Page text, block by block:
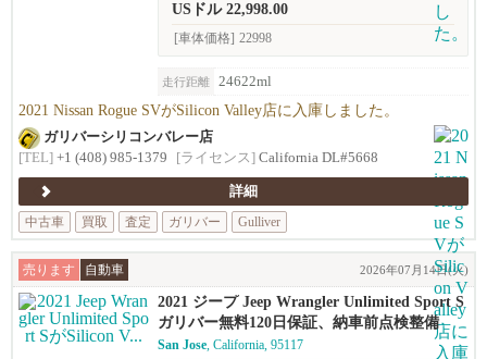
USドル 22,998.00
[車体価格] 22998
走行距離 24622ml
2021 Nissan Rogue SVがSilicon Valley店に入庫しました。
ガリバーシリコンバレー店
[TEL] +1 (408) 985-1379 [ライセンス] California DL#5668
詳細
中古車
買取 査定 ガリバー Gulliver
売ります 自動車 2026年07月14日(火)
2021 ジープ Jeep Wrangler Unlimited Sport S
ガリバー無料120日保証、納車前点検整備
San Jose, California, 95117